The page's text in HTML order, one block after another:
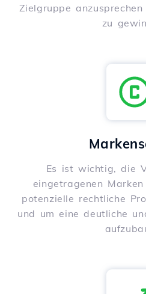
Zielgruppe
zu
Es ist wichtig, die
eingetragenen
potenzielle rechtliche
und um eine deutliche